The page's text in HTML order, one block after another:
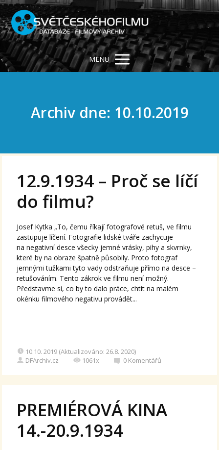
MENU
Archiv dne: 10.10.2019
12.9.1934 – Proč se líčí
do filmu?
Josef Kytka „To, čemu říkají fotografové retuš, ve filmu
zastupuje líčení. Fotografie lidské tváře zachycuje
na negativní desce všecky jemné vrásky, pihy a skvrnky,
které by na obraze špatně působily. Proto fotograf
jemnými tužkami tyto vady odstraňuje přímo na desce –
retušováním. Tento zákrok ve filmu není možný.
Představme si, co by to dalo práce, chtít na malém
okénku filmového negativu provádět...
10.10. 2019 (Aktualizováno: 26.8. 2020)
DFArchiv.cz
1061x 0 Komentářů
PREMIÉROVÁ KINA
14.-20.9.1934